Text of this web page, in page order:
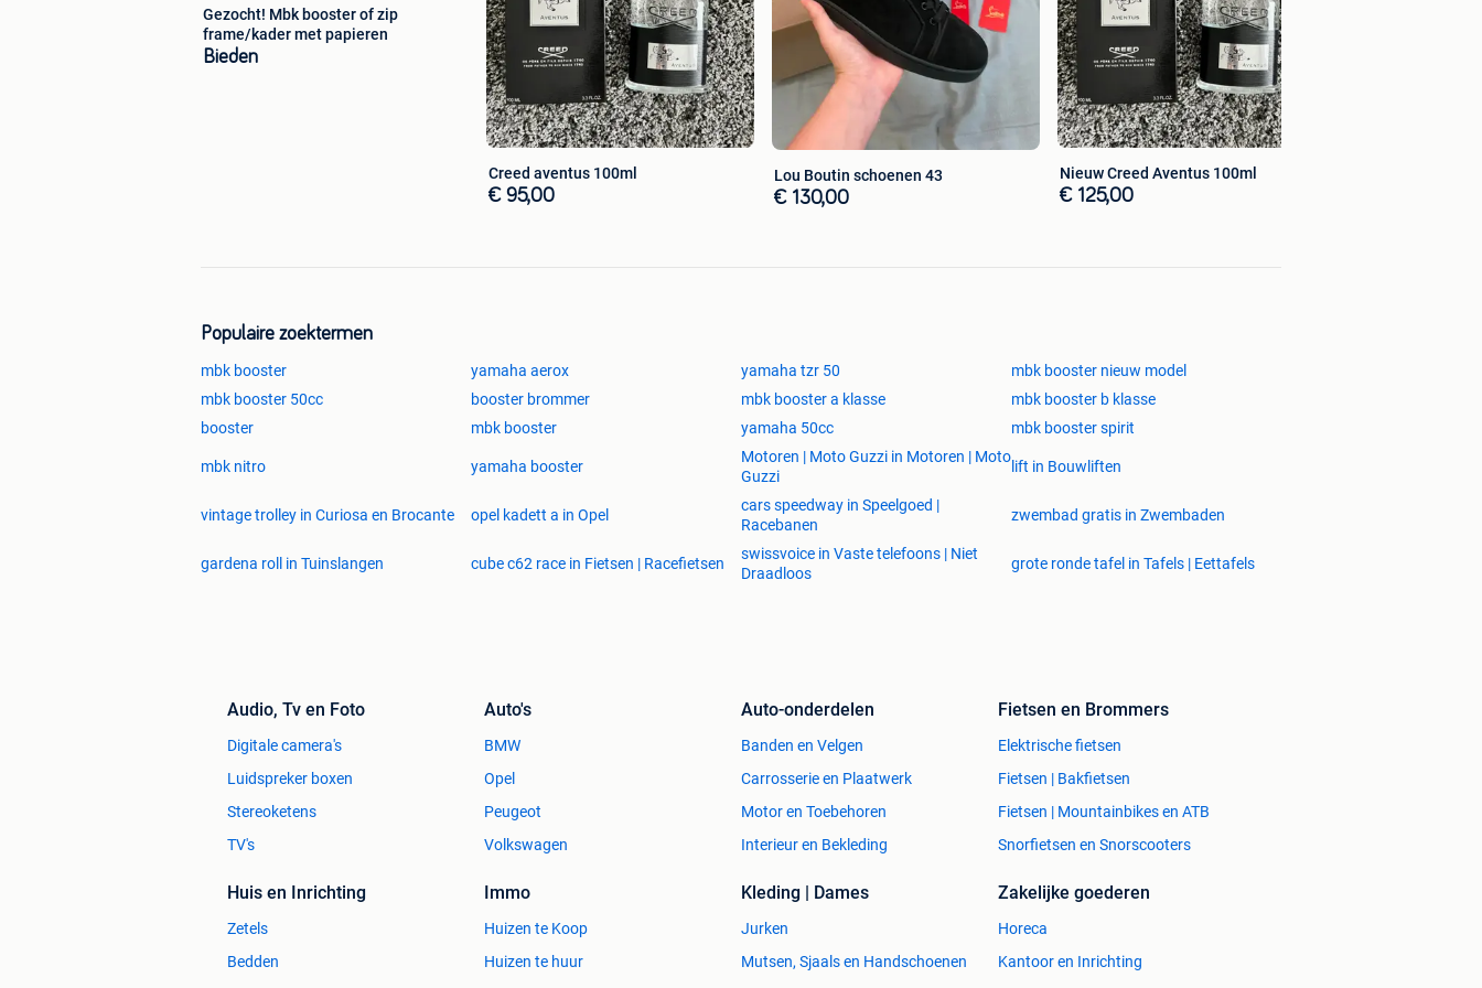
Gezocht! Mbk booster of zip
frame/kader met papieren
Bieden
Creed aventus 100ml
€ 95,00
Lou Boutin schoenen 43
€ 130,00
Nieuw Creed Aventus 100ml
€ 125,00
Populaire zoektermen
mbk booster yamaha aerox yamaha tzr 50
mbk booster nieuw model
mbk booster 50cc
booster brommer mbk booster a klasse
mbk booster b klasse
booster
mbk booster yamaha 50cc mbk booster spirit
mbk nitro yamaha booster
Motoren | Moto Guzzi in Motoren | Moto
Guzzi
lift in Bouwliften
vintage trolley in Curiosa en Brocante opel kadett a in Opel
cars speedway in Speelgoed |
Racebanen
zwembad gratis in Zwembaden
gardena roll in Tuinslangen cube c62 race in Fietsen | Racefietsen
swissvoice in Vaste telefoons | Niet
Draadloos
grote ronde tafel in Tafels | Eettafels
Audio, Tv en Foto
Digitale camera's
Luidspreker boxen
Stereoketens
TV's
Auto's
BMW
Opel
Peugeot
Volkswagen
Auto-onderdelen
Banden en Velgen
Carrosserie en Plaatwerk
Motor en Toebehoren
Interieur en Bekleding
Fietsen en Brommers
Elektrische fietsen
Fietsen | Bakfietsen
Fietsen | Mountainbikes en ATB
Snorfietsen en Snorscooters
Huis en Inrichting
Zetels
Bedden
Immo
Huizen te Koop
Huizen te huur
Kleding | Dames
Jurken
Mutsen, Sjaals en Handschoenen
Zakelijke goederen
Horeca
Kantoor en Inrichting